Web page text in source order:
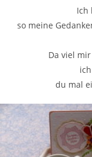
Ich
so meine
Da viel
du mal